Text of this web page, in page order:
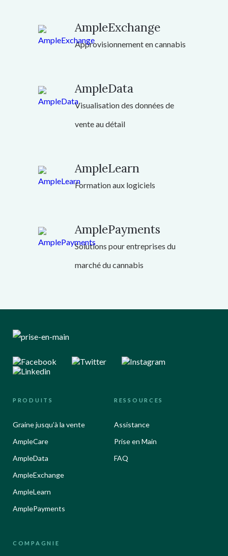
AmpleExchange
Approvisionnement en cannabis
AmpleData
Visualisation des données de
vente au détail
AmpleLearn
Formation aux logiciels
AmplePayments
Solutions pour entreprises du
marché du cannabis
PRODUITS
Graine jusqu’à la vente
AmpleCare
AmpleData
AmpleExchange
AmpleLearn
AmplePayments
RESSOURCES
Assistance
Prise en Main
FAQ
COMPAGNIE